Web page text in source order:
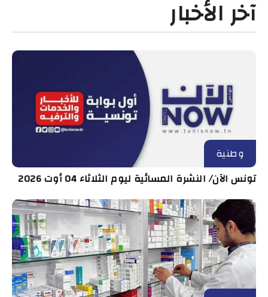
آخر الأخبار
وطنية
تونس الآن/ النشرة المسائية ليوم الثلاثاء 04 أوت 2026